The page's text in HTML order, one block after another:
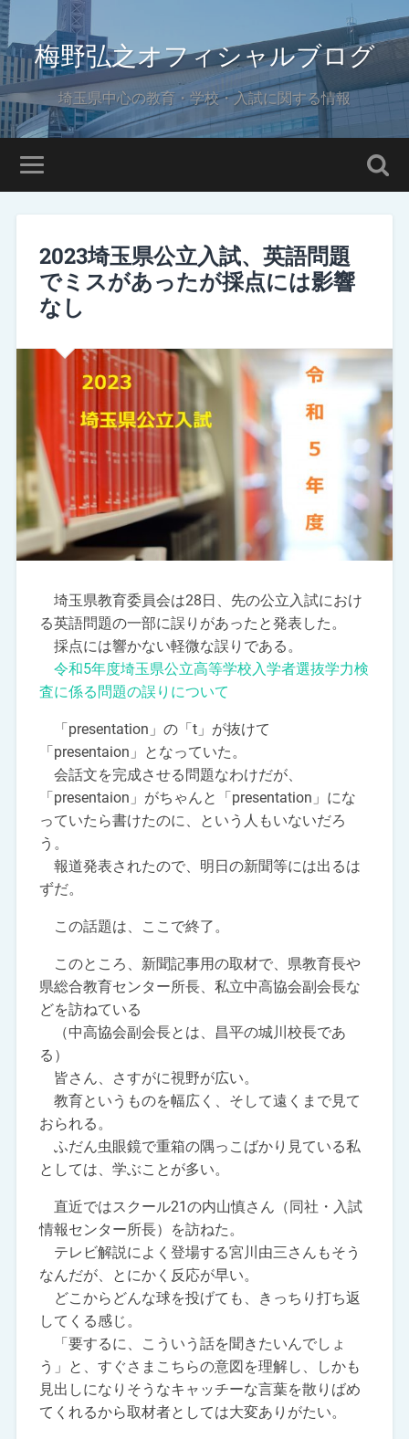
梅野弘之オフィシャルブログ
埼玉県中心の教育・学校・入試に関する情報
2023埼玉県公立入試、英語問題
でミスがあったが採点には影響
なし
埼玉県教育委員会は28日、先の公立入試におけ
る英語問題の一部に誤りがあったと発表した。
採点には響かない軽微な誤りである。
令和5年度埼玉県公立高等学校入学者選抜学力検
査に係る問題の誤りについて
「presentation」の「t」が抜けて
「presentaion」となっていた。
会話文を完成させる問題なわけだが、
「presentaion」がちゃんと「presentation」にな
っていたら書けたのに、という人もいないだろ
う。
報道発表されたので、明日の新聞等には出るは
ずだ。
この話題は、ここで終了。
このところ、新聞記事用の取材で、県教育長や
県総合教育センター所長、私立中高協会副会長な
どを訪ねている
（中高協会副会長とは、昌平の城川校長であ
る）
皆さん、さすがに視野が広い。
教育というものを幅広く、そして遠くまで見て
おられる。
ふだん虫眼鏡で重箱の隅っこばかり見ている私
としては、学ぶことが多い。
直近ではスクール21の内山慎さん（同社・入試
情報センター所長）を訪ねた。
テレビ解説によく登場する宮川由三さんもそう
なんだが、とにかく反応が早い。
どこからどんな球を投げても、きっちり打ち返
してくる感じ。
「要するに、こういう話を聞きたいんでしょ
う」と、すぐさまこちらの意図を理解し、しかも
見出しになりそうなキャッチーな言葉を散りばめ
てくれるから取材者としては大変ありがたい。